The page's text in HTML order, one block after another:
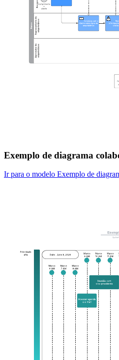
Exemplo de diagrama
Ir para o modelo Exemplo de